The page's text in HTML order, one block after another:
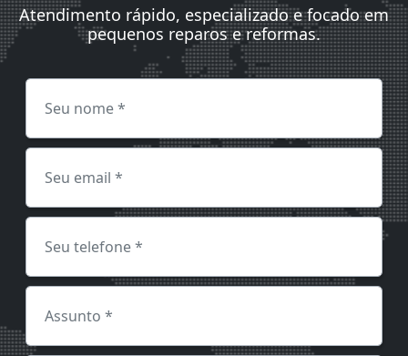
Atendimento rápido, especializado e focado em
pequenos reparos e reformas.